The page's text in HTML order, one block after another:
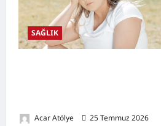
SAĞLIK
Acar Atölye
25 Temmuz 2026